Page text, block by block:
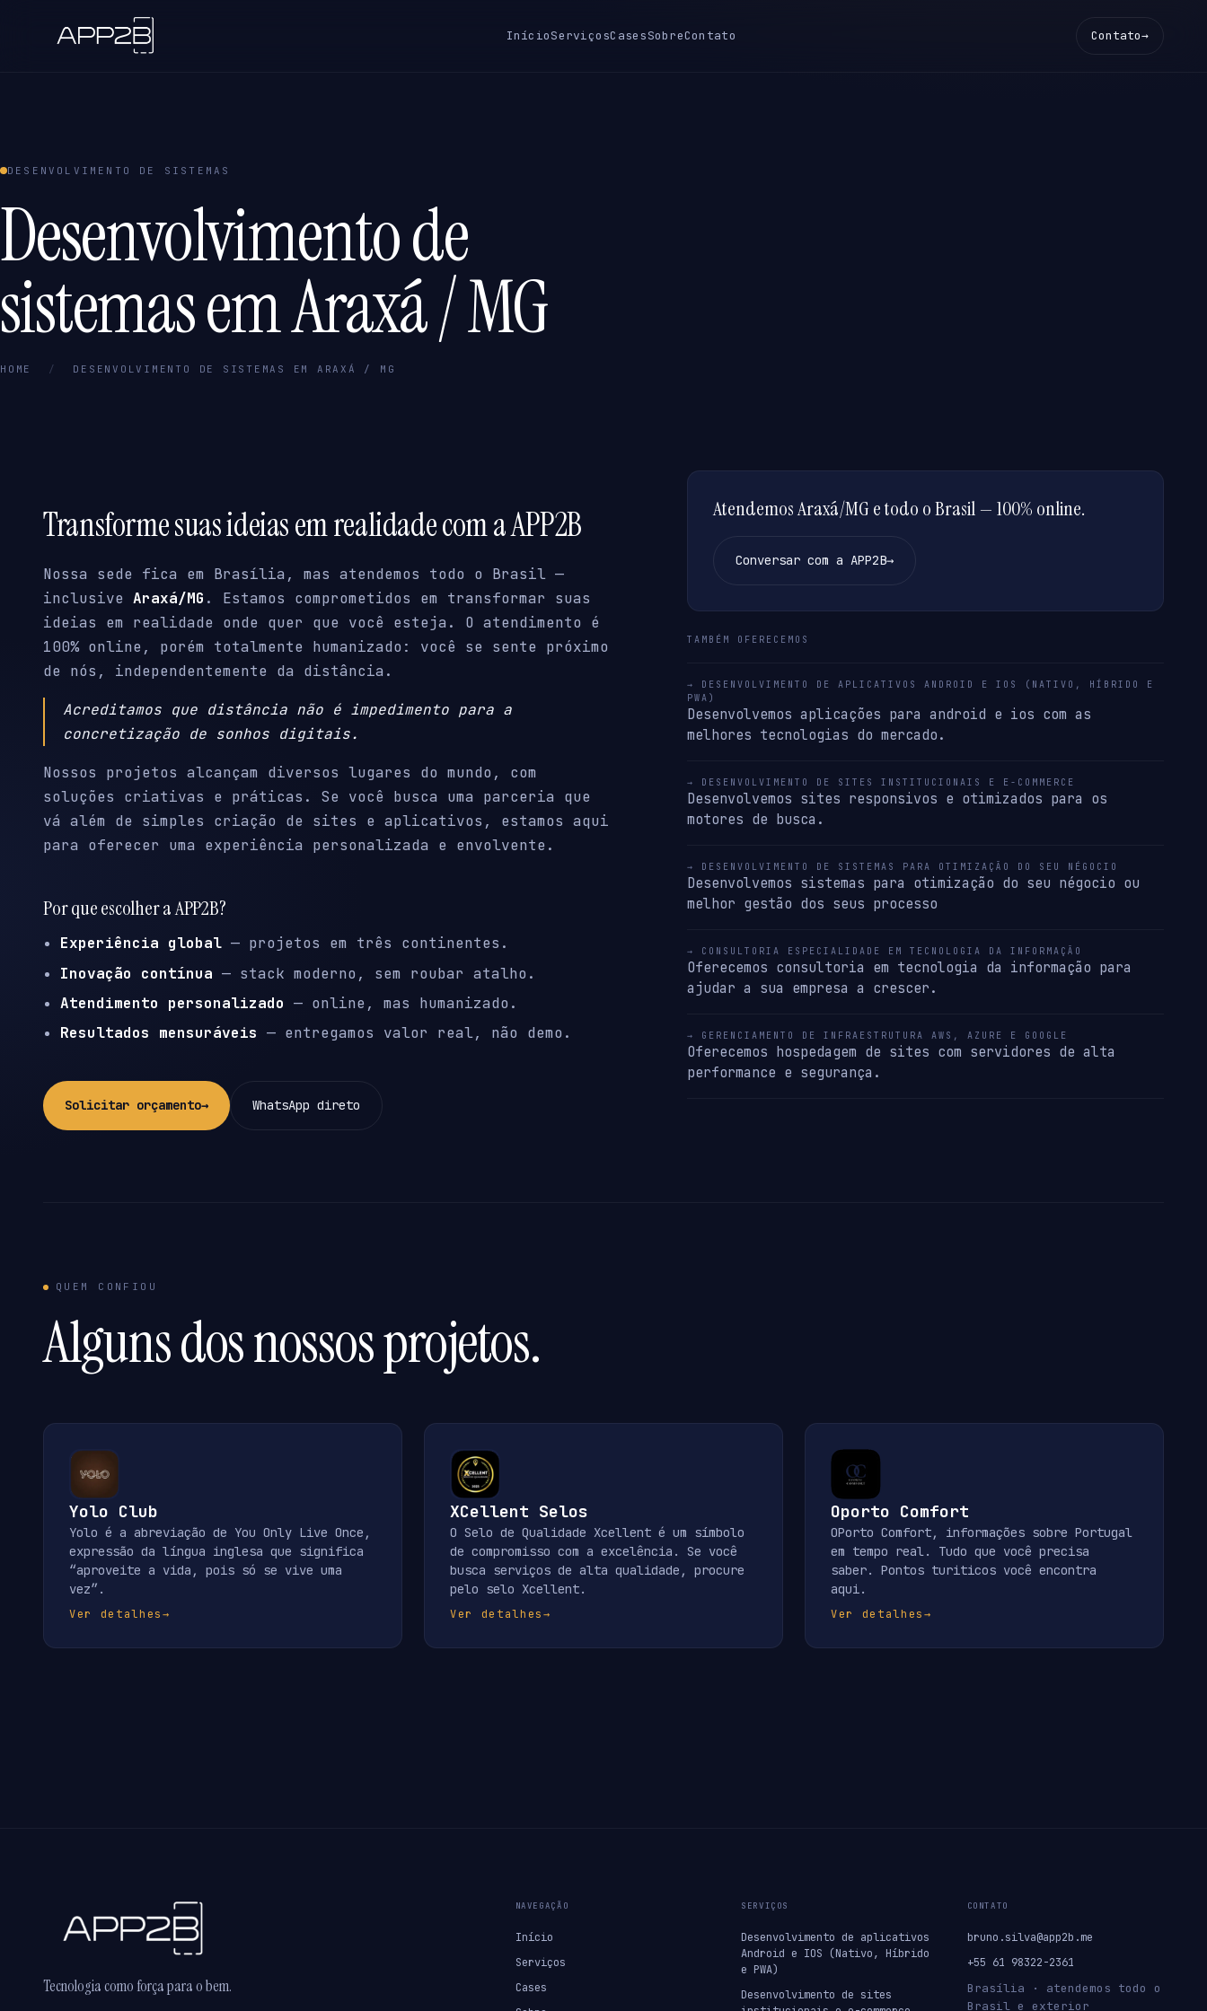
InícioServiçosCasesSobreContato Contato→
DESENVOLVIMENTO DE SISTEMAS
Desenvolvimento de
sistemas em Araxá / MG
HOME / DESENVOLVIMENTO DE SISTEMAS EM ARAXÁ / MG
Transforme suas ideias em realidade com a APP2B
Nossa sede fica em Brasília, mas atendemos todo o Brasil —
inclusive Araxá/MG . Estamos comprometidos em transformar suas
ideias em realidade onde quer que você esteja. O atendimento é
100% online, porém totalmente humanizado: você se sente próximo
de nós, independentemente da distância.
Acreditamos que distância não é impedimento para a
concretização de sonhos digitais.
Nossos projetos alcançam diversos lugares do mundo, com
soluções criativas e práticas. Se você busca uma parceria que
vá além de simples criação de sites e aplicativos, estamos aqui
para oferecer uma experiência personalizada e envolvente.
Por que escolher a APP2B?
Experiência global — projetos em três continentes.
Inovação contínua — stack moderno, sem roubar atalho.
Atendimento personalizado — online, mas humanizado.
Resultados mensuráveis — entregamos valor real, não demo.
Solicitar orçamento→ WhatsApp direto
Atendemos Araxá/MG e todo o Brasil — 100% online.
Conversar com a APP2B→
TAMBÉM OFERECEMOS
→ DESENVOLVIMENTO DE APLICATIVOS ANDROID E IOS (NATIVO, HÍBRIDO E
PWA)
Desenvolvemos aplicações para android e ios com as
melhores tecnologias do mercado.
→ DESENVOLVIMENTO DE SITES INSTITUCIONAIS E E-COMMERCE
Desenvolvemos sites responsivos e otimizados para os
motores de busca.
→ DESENVOLVIMENTO DE SISTEMAS PARA OTIMIZAÇÃO DO SEU NÉGOCIO
Desenvolvemos sistemas para otimização do seu négocio ou
melhor gestão dos seus processo
→ CONSULTORIA ESPECIALIDADE EM TECNOLOGIA DA INFORMAÇÃO
Oferecemos consultoria em tecnologia da informação para
ajudar a sua empresa a crescer.
→ GERENCIAMENTO DE INFRAESTRUTURA AWS, AZURE E GOOGLE
Oferecemos hospedagem de sites com servidores de alta
performance e segurança.
QUEM CONFIOU
Alguns dos nossos projetos.
Yolo Club
Yolo é a abreviação de You Only Live Once,
expressão da língua inglesa que significa
“aproveite a vida, pois só se vive uma
vez”.
Ver detalhes→
XCellent Selos
O Selo de Qualidade Xcellent é um símbolo
de compromisso com a excelência. Se você
busca serviços de alta qualidade, procure
pelo selo Xcellent.
Ver detalhes→
Oporto Comfort
OPorto Comfort, informações sobre Portugal
em tempo real. Tudo que você precisa
saber. Pontos turiticos você encontra
aqui.
Ver detalhes→
Tecnologia como força para o bem.
NAVEGAÇÃO
Início
Serviços
Cases
SERVIÇOS
Desenvolvimento de aplicativos
Android e IOS (Nativo, Híbrido
e PWA)
Desenvolvimento de sites
CONTATO
bruno.silva@app2b.me
+55 61 98322-2361
Brasília · atendemos todo o
Brasil e exterior